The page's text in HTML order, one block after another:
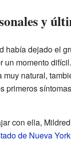
y
había dejado el
un momento
muy natural,
primeros
con ella,
de Nueva York